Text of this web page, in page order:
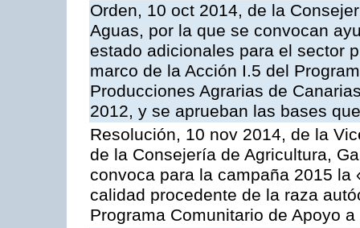
Orden, 10 oct 2014, de la
Aguas, por la que se convocan
estado adicionales para el sector
marco de la Acción I.5 del
Producciones Agrarias de
2012, y se aprueban las bases
Resolución, 10 nov 2014, de la
de la Consejería de Agricultura,
convoca para la campaña 2015
calidad procedente de la raza
Programa Comunitario de Apoyo